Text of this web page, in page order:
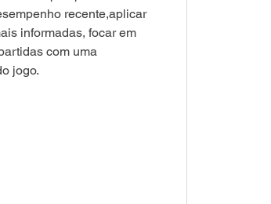
recente,aplicar
informadas, focar em
com uma
jogo.